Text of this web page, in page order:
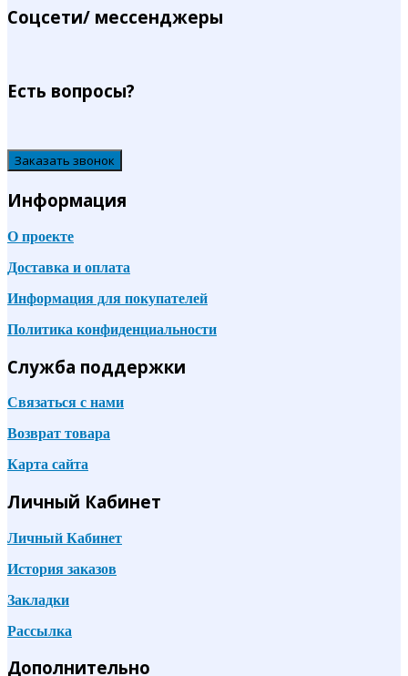
Соцсети/ мессенджеры
Есть вопросы?
Заказать звонок
Информация
О проекте
Доставка и оплата
Информация для покупателей
Политика конфиденциальности
Служба поддержки
Связаться с нами
Возврат товара
Карта сайта
Личный Кабинет
Личный Кабинет
История заказов
Закладки
Рассылка
Дополнительно